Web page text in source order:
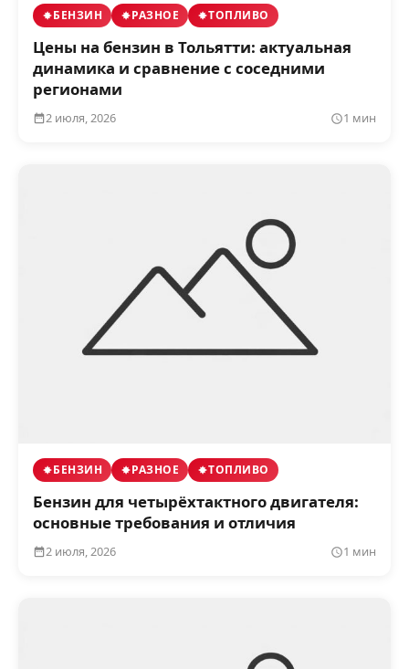
БЕНЗИН РАЗНОЕ ТОПЛИВО
Цены на бензин в Тольятти: актуальная
динамика и сравнение с соседними
регионами
2 июля, 2026 1 мин
БЕНЗИН РАЗНОЕ ТОПЛИВО
Бензин для четырёхтактного двигателя:
основные требования и отличия
2 июля, 2026 1 мин